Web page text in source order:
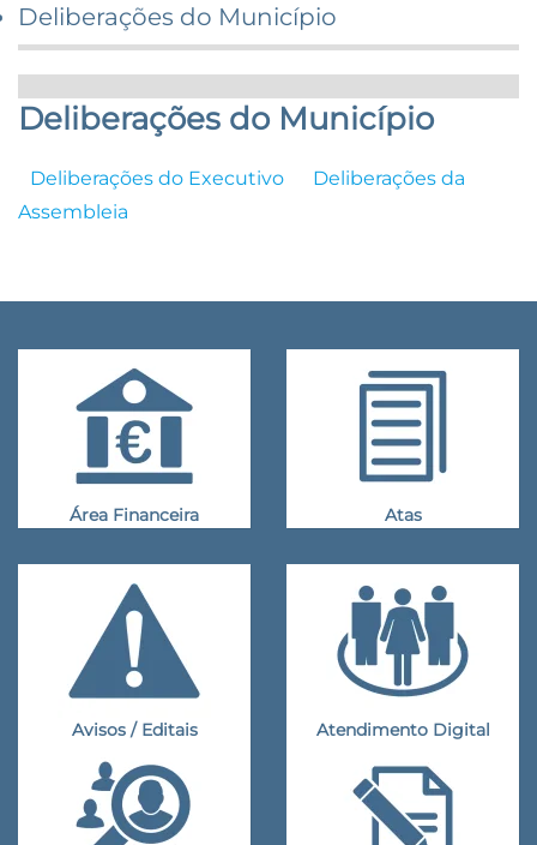
Deliberações do Município
Deliberações do Município
Deliberações do Executivo
Deliberações da
Assembleia
Área Financeira Atas
Avisos / Editais Atendimento Digital